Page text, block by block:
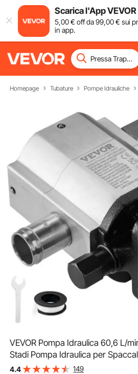
Scarica l'App VEVOR
5,00€ off da99,00€ sui
in app.
Homepage Tubature Pompe Idrauliche
VEVOR Pompa Idraulica 60,6 L/
Stadi Pompa Idraulica per
Spaccalegna Elettrico Parti per
4.4 149